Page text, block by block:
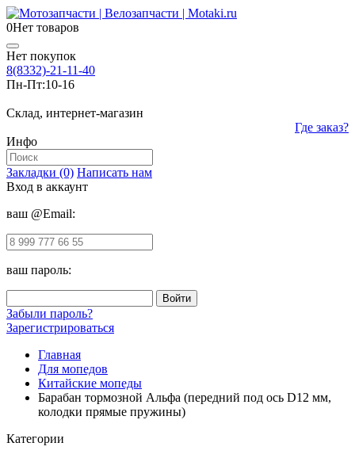
0Нет товаров
Нет покупок
8(8332)-21-11-40
Пн-Пт:10-16
Склад, интернет-магазин
Где заказ?
Инфо
Закладки (0) Написать нам
Вход в аккаунт
ваш @Email:
ваш пароль:
Забыли пароль?
Зарегистрироваться
Главная
Для мопедов
Китайские мопеды
Барабан тормозной Альфа (передний под ось D12 мм,
колодки прямые пружины)
Категории